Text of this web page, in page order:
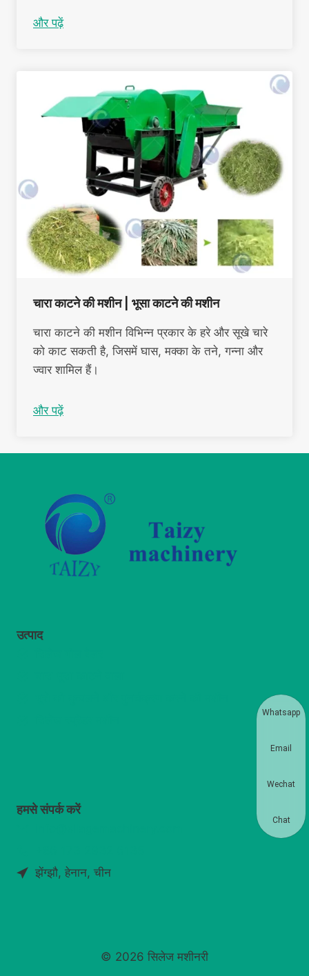
और पढ़ें
चारा काटने की मशीन | भूसा काटने की मशीन
चारा काटने की मशीन विभिन्न प्रकार के हरे और सूखे चारे
को काट सकती है, जिसमें घास, मक्का के तने, गन्ना और
ज्वार शामिल हैं।
और पढ़ें
उत्पाद
हमसे संपर्क करें
झेंग्झौ, हेनान, चीन
© 2026 सिलेज मशीनरी
Whatsapp
Email
Wechat
Chat